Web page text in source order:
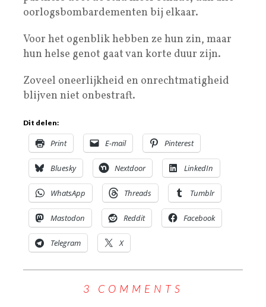
oorlogsbombardementen bij elkaar.
Voor het ogenblik hebben ze hun zin, maar
hun helse genot gaat van korte duur zijn.
Zoveel oneerlijkheid en onrechtmatigheid
blijven niet onbestraft.
Dit delen:
Print E-mail Pinterest
Bluesky Nextdoor LinkedIn
WhatsApp Threads Tumblr
Mastodon Reddit Facebook
Telegram X
3 COMMENTS